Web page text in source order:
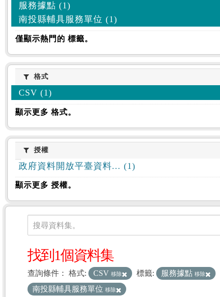
服務據點 (1)
南投縣輔具服務單位 (1)
僅顯示熱門的 標籤。
格式格式
CSV (1)
顯示更多 格式。
授權授權
政府資料開放平臺資料... (1)
顯示更多 授權。
資料集
搜尋資料集。
找到1個資料集
查詢條件： 格式: CSV 移除 標籤: 服務據點 移除
南投縣輔具服務單位 移除